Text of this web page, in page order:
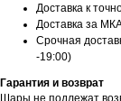
Доставка к
Доставка за
Срочная
-19:00)
Гарантия и возврат